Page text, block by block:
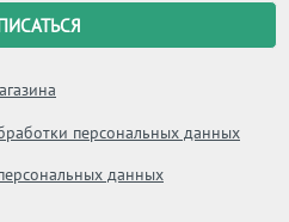
персональных данных
данных